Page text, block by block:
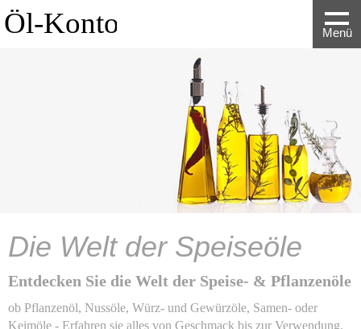
Menü
Die Welt der Speiseöle
Entdecken Sie die Welt der Speise- & Pflanzenöle
ob Pflanzenöl, Nussöle, Würz- und Gewürzöle, Samen- oder
Keimöle - Erfahren sie alles von Geschmack bis zur Verwendung.